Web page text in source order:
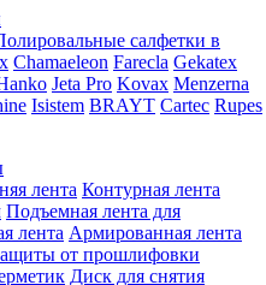
салфетки в
Chamaeleon Farecla Gekatex
Jeta Pro Kovax Menzerna
Isistem BRAYT Cartec Rupes
лента Контурная лента
Подъемная лента для
лента Армированная лента
от прошлифовки
Диск для снятия